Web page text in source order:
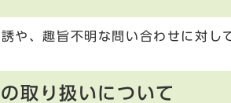
や、趣旨不明な問い合わせに対し
取り扱いについて